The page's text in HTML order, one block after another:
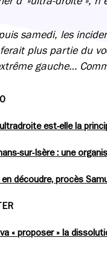
samedi, les
plus partie du
gauche…
est-elle la
sur-Isère : une
en découdre, procès
« proposer » la